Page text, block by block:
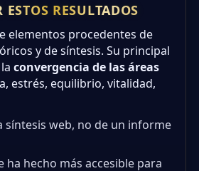
ESTOS RESULTADOS
elementos procedentes de
y de síntesis. Su principal
convergencia de las áreas
estrés, equilibrio, vitalidad,
síntesis web, no de un informe
ha hecho más accesible para